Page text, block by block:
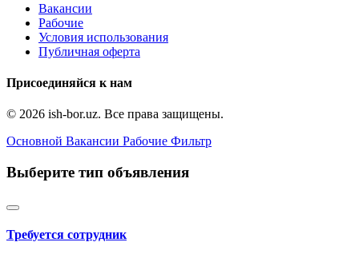
Вакансии
Рабочие
Условия использования
Публичная оферта
Присоединяйся к нам
© 2026 ish-bor.uz. Все права защищены.
Основной Вакансии Рабочие Фильтр
Выберите тип объявления
Требуется сотрудник